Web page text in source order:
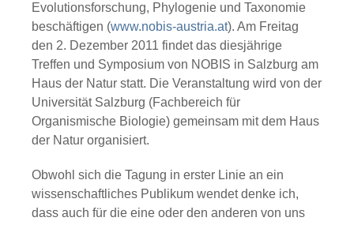
Evolutionsforschung, Phylogenie und Taxonomie
beschäftigen (www.nobis-austria.at). Am Freitag
den 2. Dezember 2011 findet das diesjährige
Treffen und Symposium von NOBIS in Salzburg am
Haus der Natur statt. Die Veranstaltung wird von der
Universität Salzburg (Fachbereich für
Organismische Biologie) gemeinsam mit dem Haus
der Natur organisiert.
Obwohl sich die Tagung in erster Linie an ein
wissenschaftliches Publikum wendet denke ich,
dass auch für die eine oder den anderen von uns